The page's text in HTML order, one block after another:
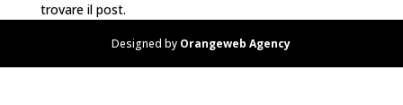
trovare il post.
Designed by Orangeweb Agency